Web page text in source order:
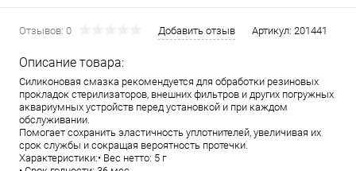
Отзывов: 0 Добавить отзыв Артикул: 201441
Описание товара:
Силиконовая смазка рекомендуется для обработки резиновых
прокладок стерилизаторов, внешних фильтров и других погружных
аквариумных устройств перед установкой и при каждом
обслуживании.
Помогает сохранить эластичность уплотнителей, увеличивая их
срок службы и сокращая вероятность протечки.
Характеристики:• Вес нетто: 5 г